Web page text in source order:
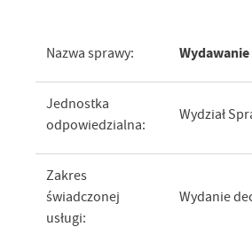
Nazwa sprawy:
Jednostka
odpowiedzialna:
Wydział
Zakres
świadczonej
usługi:
Wydanie